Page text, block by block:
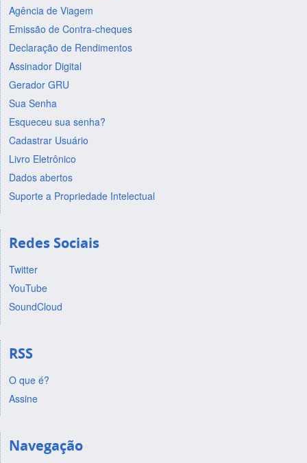
Agência de Viagem
Emissão de Contra-cheques
Declaração de Rendimentos
Assinador Digital
Gerador GRU
Sua Senha
Esqueceu sua senha?
Cadastrar Usuário
Livro Eletrônico
Dados abertos
Suporte a Propriedade Intelectual
Redes Sociais
Twitter
YouTube
SoundCloud
RSS
O que é?
Assine
Navegação